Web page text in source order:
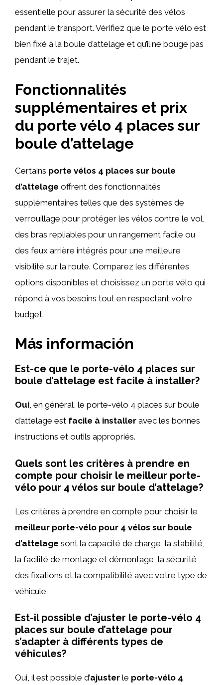
essentielle pour assurer la sécurité des vélos
pendant le transport. Vérifiez que le porte vélo est
bien fixé à la boule d’attelage et qu’il ne bouge pas
pendant le trajet.
Fonctionnalités
supplémentaires et prix
du porte vélo 4 places sur
boule d’attelage
Certains porte vélos 4 places sur boule
d’attelage offrent des fonctionnalités
supplémentaires telles que des systèmes de
verrouillage pour protéger les vélos contre le vol,
des bras repliables pour un rangement facile ou
des feux arrière intégrés pour une meilleure
visibilité sur la route. Comparez les différentes
options disponibles et choisissez un porte vélo qui
répond à vos besoins tout en respectant votre
budget.
Más información
Est-ce que le porte-vélo 4 places sur
boule d’attelage est facile à installer?
Oui, en général, le porte-vélo 4 places sur boule
d’attelage est facile à installer avec les bonnes
instructions et outils appropriés.
Quels sont les critères à prendre en
compte pour choisir le meilleur porte-
vélo pour 4 vélos sur boule d’attelage?
Les critères à prendre en compte pour choisir le
meilleur porte-vélo pour 4 vélos sur boule
d’attelage sont la capacité de charge, la stabilité,
la facilité de montage et démontage, la sécurité
des fixations et la compatibilité avec votre type de
véhicule.
Est-il possible d’ajuster le porte-vélo 4
places sur boule d’attelage pour
s’adapter à différents types de
véhicules?
Oui, il est possible d’ajuster le porte-vélo 4